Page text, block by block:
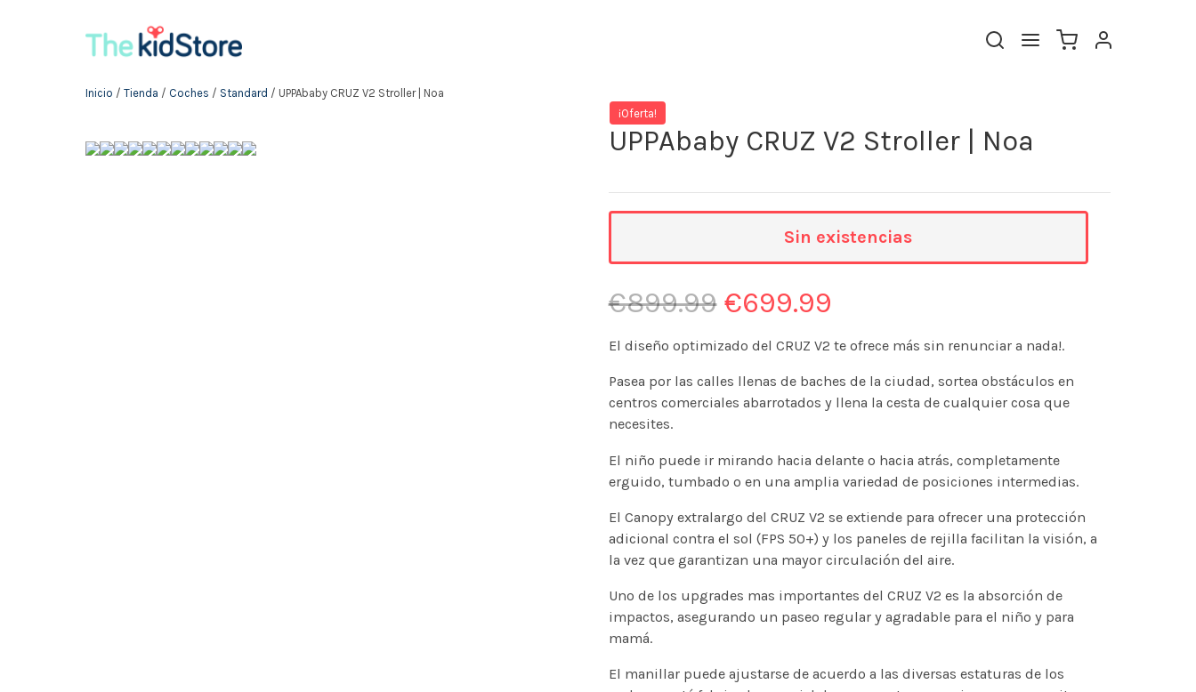
Inicio / Tienda / Coches / Standard / UPPAbaby CRUZ V2 Stroller | Noa
¡Oferta!
UPPAbaby CRUZ V2 Stroller | Noa
€899.99 €699.99
El diseño optimizado del CRUZ V2 te ofrece más sin renunciar a nada!.
Pasea por las calles llenas de baches de la ciudad, sortea obstáculos en
centros comerciales abarrotados y llena la cesta de cualquier cosa que
necesites.
El niño puede ir mirando hacia delante o hacia atrás, completamente
erguido, tumbado o en una amplia variedad de posiciones intermedias.
El Canopy extralargo del CRUZ V2 se extiende para ofrecer una protección
adicional contra el sol (FPS 50+) y los paneles de rejilla facilitan la visión, a
la vez que garantizan una mayor circulación del aire.
Uno de los upgrades mas importantes del CRUZ V2 es la absorción de
impactos, asegurando un paseo regular y agradable para el niño y para
mamá.
El manillar puede ajustarse de acuerdo a las diversas estaturas de los
Sin existencias